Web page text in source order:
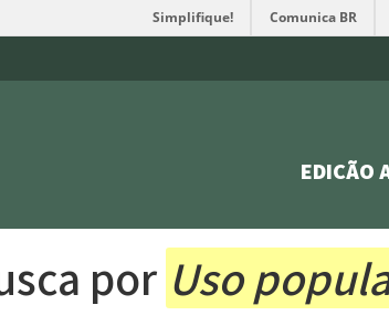
Simplifique! Comunica BR
EDIÇÃO
por Uso